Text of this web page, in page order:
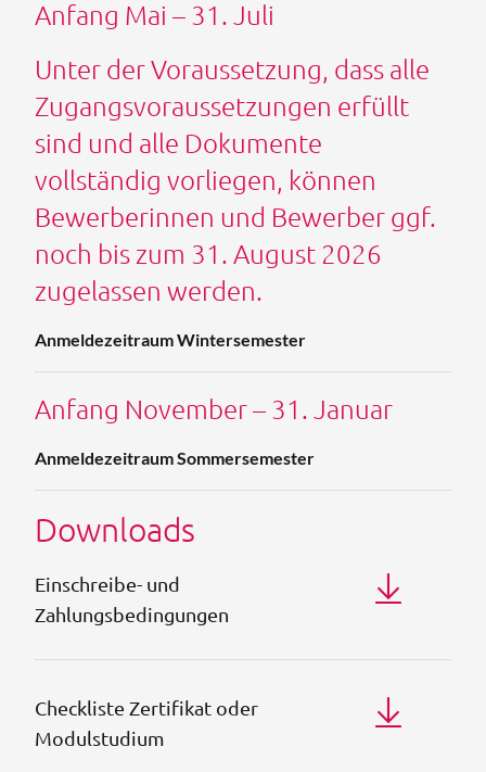
Anfang Mai – 31. Juli
Unter der Voraussetzung, dass alle
Zugangsvoraussetzungen erfüllt
sind und alle Dokumente
vollständig vorliegen, können
Bewerberinnen und Bewerber ggf.
noch bis zum 31. August 2026
zugelassen werden.
Anmeldezeitraum Wintersemester
Anfang November – 31. Januar
Anmeldezeitraum Sommersemester
Downloads
Einschreibe- und
Zahlungsbedingungen
Checkliste Zertifikat oder
Modulstudium